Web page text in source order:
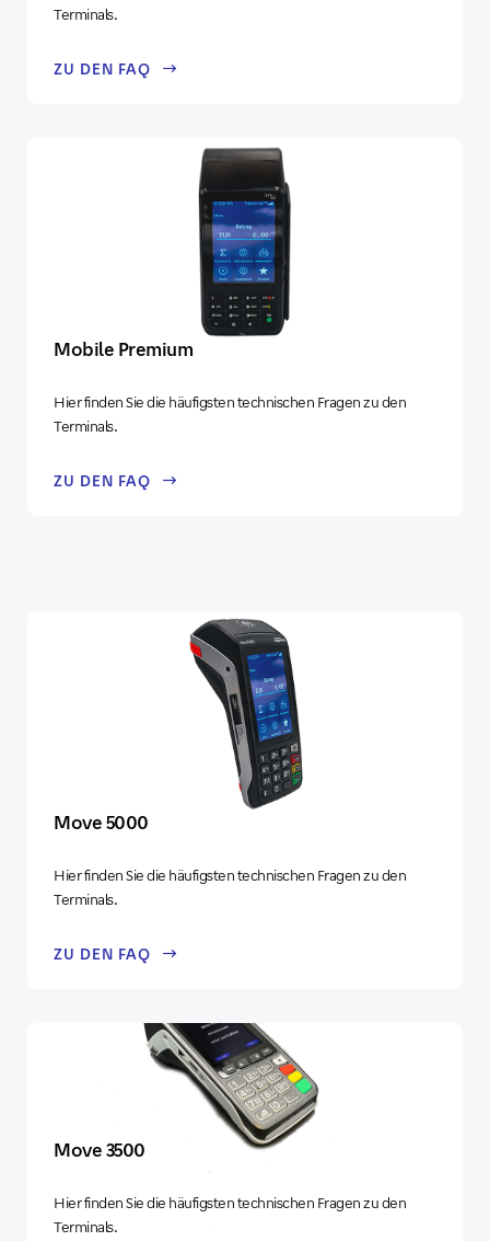
Terminals.
ZU DEN FAQ
Mobile Premium
Hier finden Sie die häufigsten technischen Fragen zu den
Terminals.
ZU DEN FAQ
Move 5000
Hier finden Sie die häufigsten technischen Fragen zu den
Terminals.
ZU DEN FAQ
Move 3500
Hier finden Sie die häufigsten technischen Fragen zu den
Terminals.